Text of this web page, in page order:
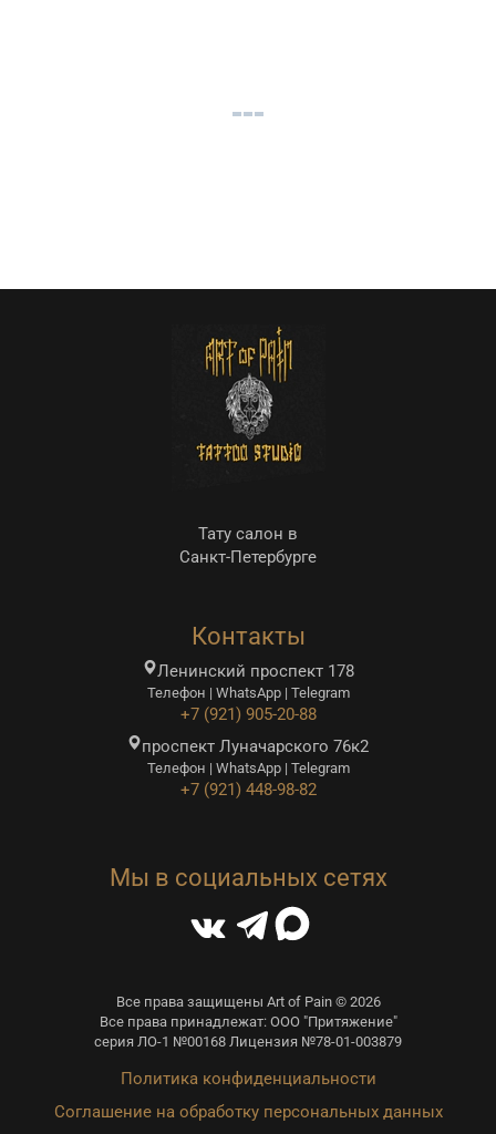
Тату салон в
Санкт-Петербурге
Контакты
Ленинский проспект 178
Телефон | WhatsApp | Telegram
+7 (921) 905-20-88
проспект Луначарского 76к2
Телефон | WhatsApp | Telegram
+7 (921) 448-98-82
Мы в социальных сетях
Все права защищены Art of Pain © 2026
Все права принадлежат: ООО "Притяжение"
серия ЛО-1 №00168 Лицензия №78-01-003879
Политика конфиденциальности
Соглашение на обработку персональных данных